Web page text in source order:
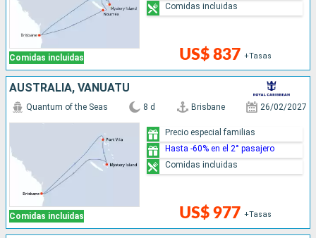
Comidas incluidas US$ 837 +Tasas
Comidas incluidas
AUSTRALIA, VANUATU
Comidas incluidas
Quantum of the Seas 8 d Brisbane 26/02/2027
US$ 977 +Tasas
Precio especial familias
Hasta -60% en el 2° pasajero
Comidas incluidas